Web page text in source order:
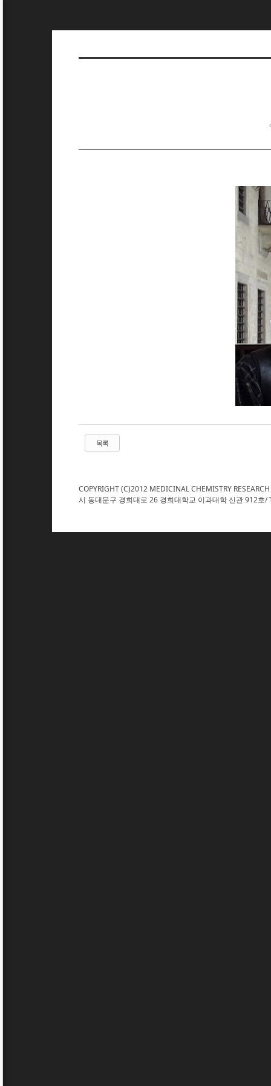
목록
COPYRIGHT (C)2012 MEDICINAL CHEMISTRY
시 동대문구 경희대로 26 경희대학교 이과대학 신관 912